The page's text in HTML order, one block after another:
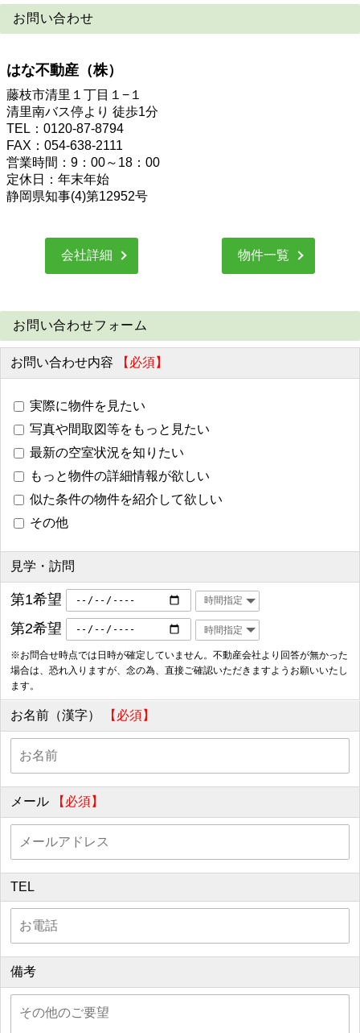
お問い合わせ
はな不動産（株）
藤枝市清里１丁目１−１
清里南バス停より 徒歩1分
TEL：0120-87-8794
FAX：054-638-2111
営業時間：9：00～18：00
定休日：年末年始
静岡県知事(4)第12952号
会社詳細 物件一覧
お問い合わせフォーム
お問い合わせ内容 【必須】
実際に物件を見たい
写真や間取図等をもっと見たい
最新の空室状況を知りたい
もっと物件の詳細情報が欲しい
似た条件の物件を紹介して欲しい
その他
見学・訪問
第1希望
第2希望
※お問合せ時点では日時が確定していません。不動産会社より回答が無かった
場合は、恐れ入りますが、念の為、直接ご確認いただきますようお願いいたし
ます。
お名前（漢字） 【必須】
メール 【必須】
TEL
備考